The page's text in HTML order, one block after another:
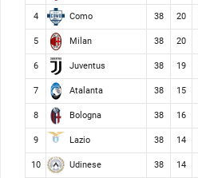
4 Como 38 20
5 Milan 38 20
6 Juventus 38 19
7 Atalanta 38 15
8 Bologna 38 16
9 Lazio 38 14
10 Udinese 38 14